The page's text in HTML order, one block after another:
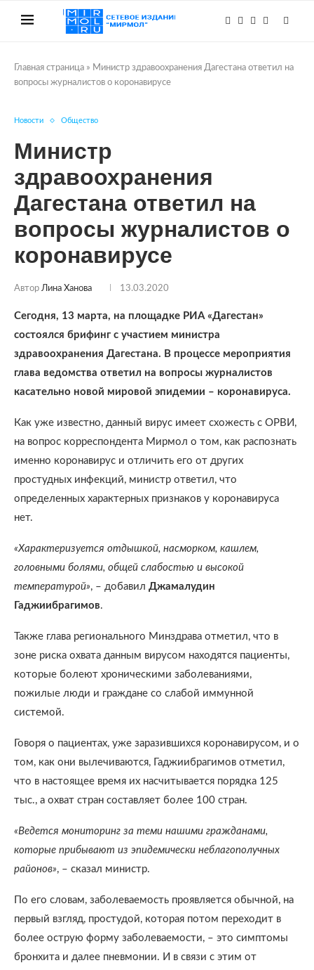
Главная страница » Министр здравоохранения Дагестана ответил на
вопросы журналистов о коронавирусе
Новости Общество
Министр
здравоохранения
Дагестана ответил на
вопросы журналистов о
коронавирусе
Автор Лина Ханова 13.03.2020
Сегодня, 13 марта, на площадке РИА «Дагестан»
состоялся брифинг с участием министра
здравоохранения Дагестана. В процессе мероприятия
глава ведомства ответил на вопросы журналистов
касательно новой мировой эпидемии – коронавируса.
Как уже известно, данный вирус имеет схожесть с ОРВИ,
на вопрос корреспондента Мирмол о том, как распознать
именно коронавирус и отличить его от других
простудных инфекций, министр ответил, что
определенных характерных признаков у коронавируса
нет.
«Характеризуется отдышкой, насморком, кашлем,
головными болями, общей слабостью и высокой
температурой», – добавил Джамалудин
Гаджиибрагимов.
Также глава регионального Минздрава отметил, что в
зоне риска охвата данным вирусом находятся пациенты,
которые болеют хроническими заболеваниями,
пожилые люди и граждане со слабой иммунной
системой.
Говоря о пациентах, уже заразившихся коронавирусом, и о
том, как они вылечиваются, Гаджиибрагимов отметил,
что в настоящее время их насчитывается порядка 125
тыс., а охват стран составляет более 100 стран.
«Ведется мониторинг за теми нашими гражданами,
которые прибывают из эпидемически неблагополучных
районов», – сказал министр.
По его словам, заболеваемость проявляется обычной, на
первый взгляд, простудой, которая потом переходит в
более острую форму заболеваемости, – это симптомы
бронхита и далее пневмонии. И в связи с этим от